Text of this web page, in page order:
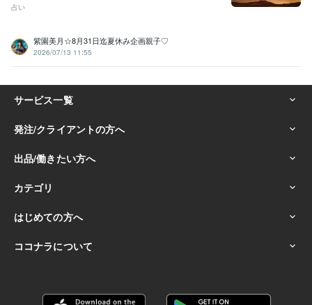
占い
紫園美月☆8月31日迄夏休み企画親子♡
2026/07/13 11:55